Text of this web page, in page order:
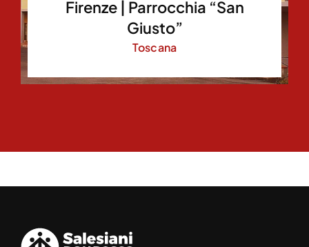
Firenze | Parrocchia “San
Giusto”
Toscana